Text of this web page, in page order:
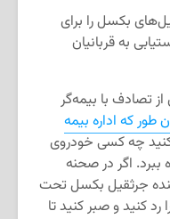
بکسل را برای
به قربانیان
تصادف با بیمه‌گر
طور که اداره بیمه
چه کسی خودروی
ببرد. اگر در صحنه
جرثقیل‌ بکسل تحت
کنید و صبر کنید تا